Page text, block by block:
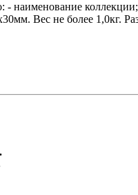
наименование
Вес не более 1,0кг.